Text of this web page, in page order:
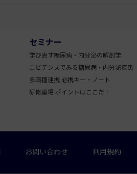
セミナー
学び直す糖尿病・内分泌の解剖学
エビデンスでみる糖尿病・内分泌疾患
多職種連携 必携キー・ノート
研修道場 ポイントはここだ！
お問い合わせ 利用規約